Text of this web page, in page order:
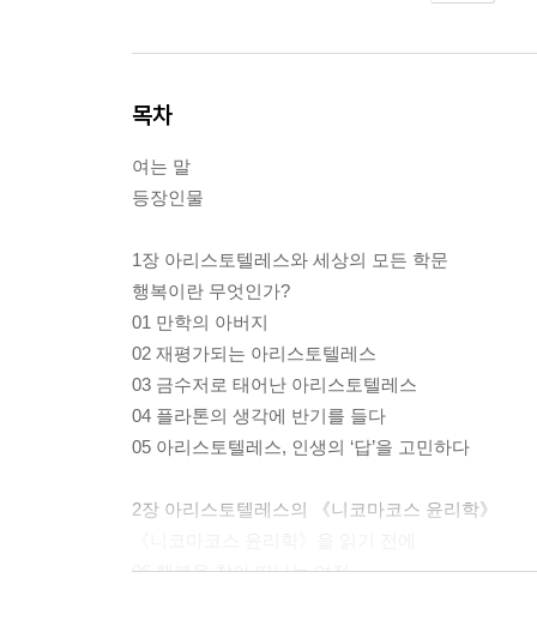
목차
여는 말
등장인물
1장 아리스토텔레스와 세상의 모든 학문
행복이란 무엇인가?
01 만학의 아버지
02 재평가되는 아리스토텔레스
03 금수저로 태어난 아리스토텔레스
04 플라톤의 생각에 반기를 들다
05 아리스토텔레스, 인생의 ‘답’을 고민하다
2장 아리스토텔레스의 《니코마코스 윤리학》
06 행복을 찾아 떠나는 여정